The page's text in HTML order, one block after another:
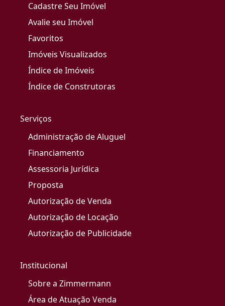
Cadastre Seu Imóvel
Avalie seu Imóvel
Favoritos
Imóveis Visualizados
Índice de Imóveis
Índice de Construtoras
Serviços
Administração de Aluguel
Financiamento
Assessoria Jurídica
Proposta
Autorização de Venda
Autorização de Locação
Autorização de Publicidade
Institucional
Sobre a Zimmermann
Área de Atuação Venda